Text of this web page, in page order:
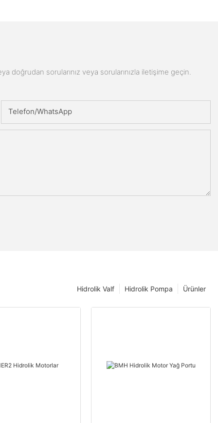
doğrudan sorularınız veya sorularınızla iletişime geçin.
Telefon/WhatsApp
Ürünler
Hidrolik Pompa
Hidrolik Valf